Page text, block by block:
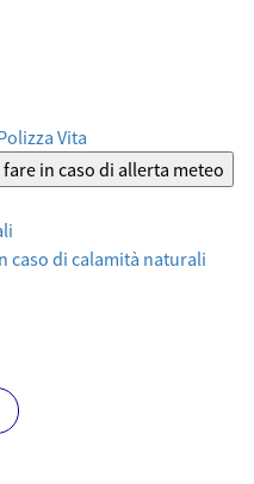
Vita
fare in caso di allerta meteo
caso di calamità naturali